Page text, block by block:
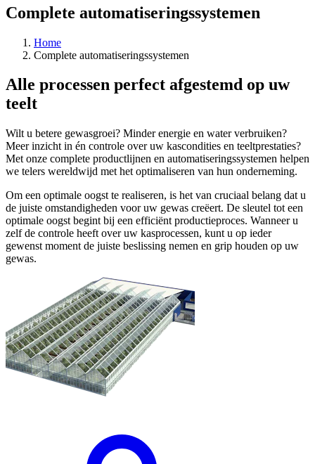
Complete automatiseringssystemen
Home
Complete automatiseringssystemen
Alle processen perfect afgestemd op uw
teelt
Wilt u betere gewasgroei? Minder energie en water verbruiken?
Meer inzicht in én controle over uw kascondities en teeltprestaties?
Met onze complete productlijnen en automatiseringssystemen helpen
we telers wereldwijd met het optimaliseren van hun onderneming.
Om een optimale oogst te realiseren, is het van cruciaal belang dat u
de juiste omstandigheden voor uw gewas creëert. De sleutel tot een
optimale oogst begint bij een efficiënt productieproces. Wanneer u
zelf de controle heeft over uw kasprocessen, kunt u op ieder
gewenst moment de juiste beslissing nemen en grip houden op uw
gewas.